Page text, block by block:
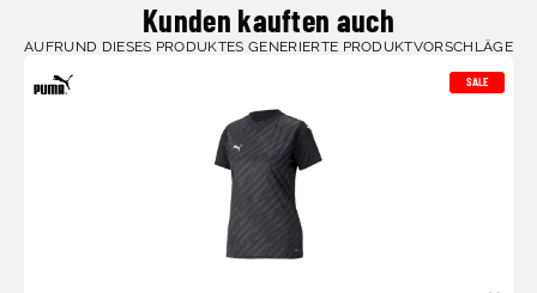
Kunden kauften auch
AUFRUND DIESES PRODUKTES GENERIERTE PRODUKTVORSCHLÄGE
SALE